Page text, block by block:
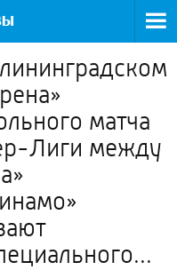
матча
Лиги между